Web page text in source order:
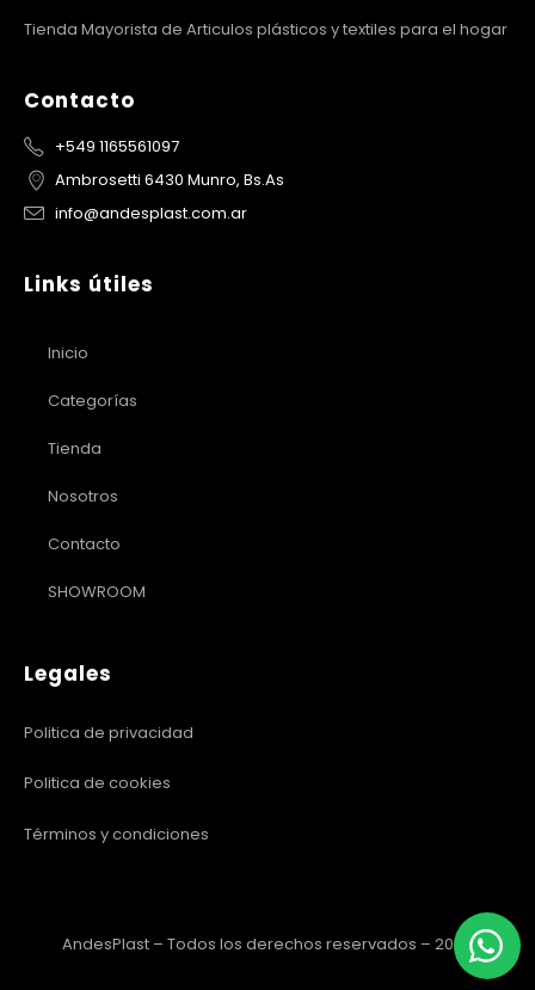
Tienda Mayorista de Articulos plásticos y textiles para el hogar
Contacto
+549 1165561097
Ambrosetti 6430 Munro, Bs.As
info@andesplast.com.ar
Links útiles
Inicio
Categorías
Tienda
Nosotros
Contacto
SHOWROOM
Legales
Politica de privacidad
Politica de cookies
Términos y condiciones
AndesPlast – Todos los derechos reservados – 2023